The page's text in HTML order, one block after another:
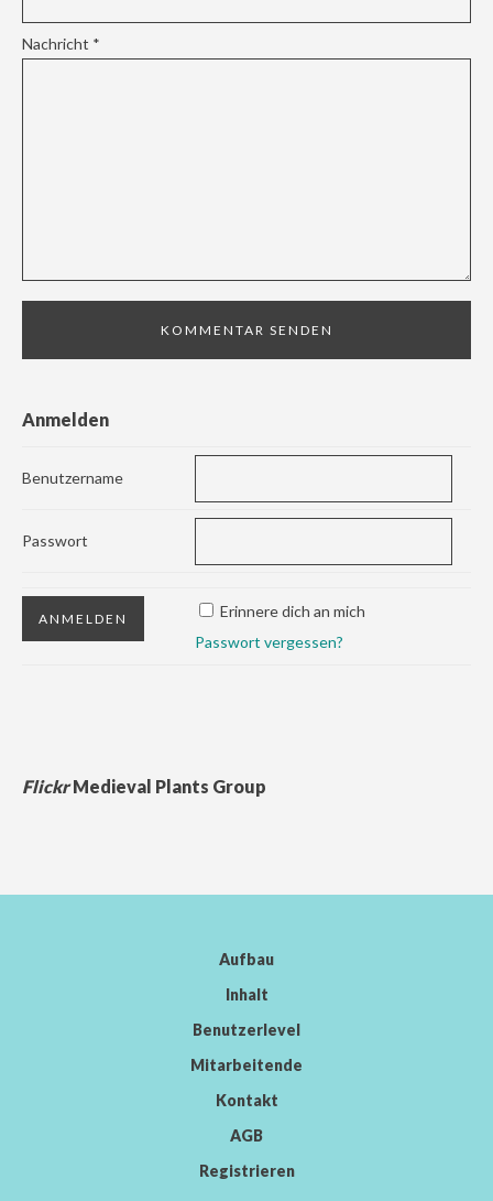
Nachricht *
Anmelden
Benutzername
Passwort
Erinnere dich an mich
Passwort vergessen?
FlickrMedieval Plants Group
Aufbau
Inhalt
Benutzerlevel
Mitarbeitende
Kontakt
AGB
Registrieren